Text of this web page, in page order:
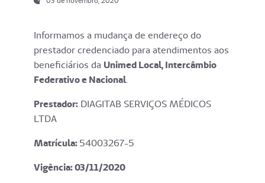
Informamos a mudança de endereço do
prestador credenciado para atendimentos aos
beneficiários da Unimed Local, Intercâmbio
Federativo e Nacional.
Prestador: DIAGITAB SERVIÇOS MÉDICOS
LTDA
Matrícula:54003267-5
Vigência: 03/11/2020